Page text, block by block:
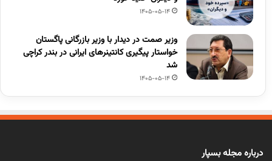
1405-05-14
وزیر صمت در دیدار با وزیر بازرگانی پاگستان
خواستار پیگیری کانتینرهای ایرانی در بندر کراچی
شد
1405-05-14
درباره مجله بسپار